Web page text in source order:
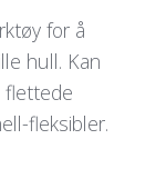
for å
hull. Kan
flettede
fleksibler.